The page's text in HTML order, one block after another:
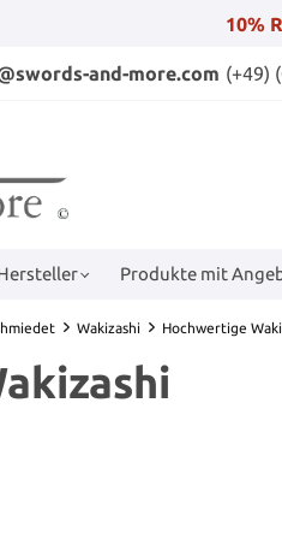
10%
and-more.com (+49)
Produkte mit
Wakizashi Hochwertige